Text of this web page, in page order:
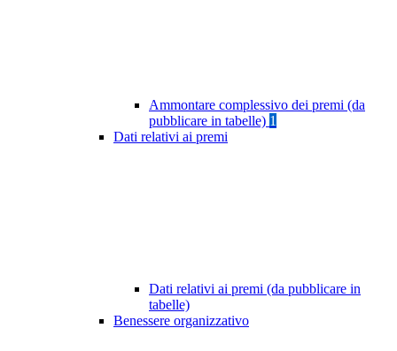
Ammontare complessivo dei premi (da
pubblicare in tabelle) 1
Dati relativi ai premi
Dati relativi ai premi (da pubblicare in
tabelle)
Benessere organizzativo